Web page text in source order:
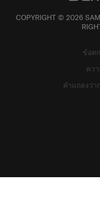
COPYRIGHT © 2026
ข้อต
คว
คำแถลงว่า